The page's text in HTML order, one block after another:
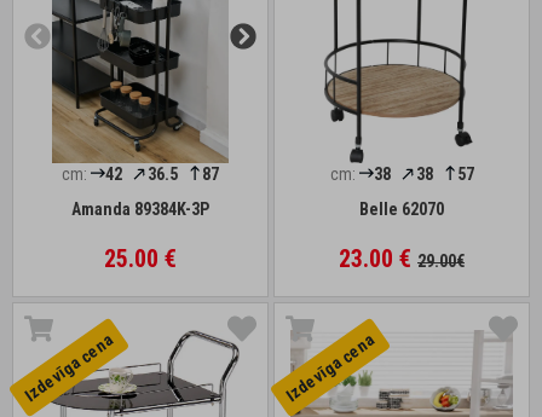
cm: 42 36.5
87
Amanda 89384K-3P
25.00 €
cm: 38 38
57
Belle 62070
23.00 € 29.00€
Izdevīga cena Izdevīga cena